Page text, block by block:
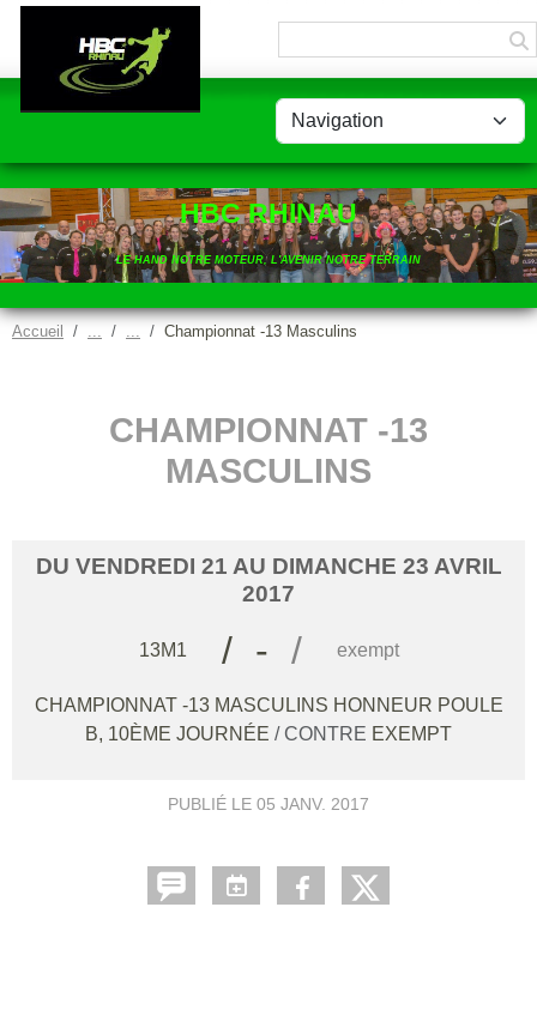
HBC RHINAU
LE HAND NOTRE MOTEUR, L'AVENIR NOTRE TERRAIN
Accueil Championnat -13 Masculins
CHAMPIONNAT -13
MASCULINS
DU VENDREDI 21 AU DIMANCHE 23 AVRIL
2017
13M1 / - / exempt
CHAMPIONNAT -13 MASCULINS HONNEUR POULE
B, 10ÈME JOURNÉE / CONTRE EXEMPT
PUBLIÉ LE 05 JANV. 2017